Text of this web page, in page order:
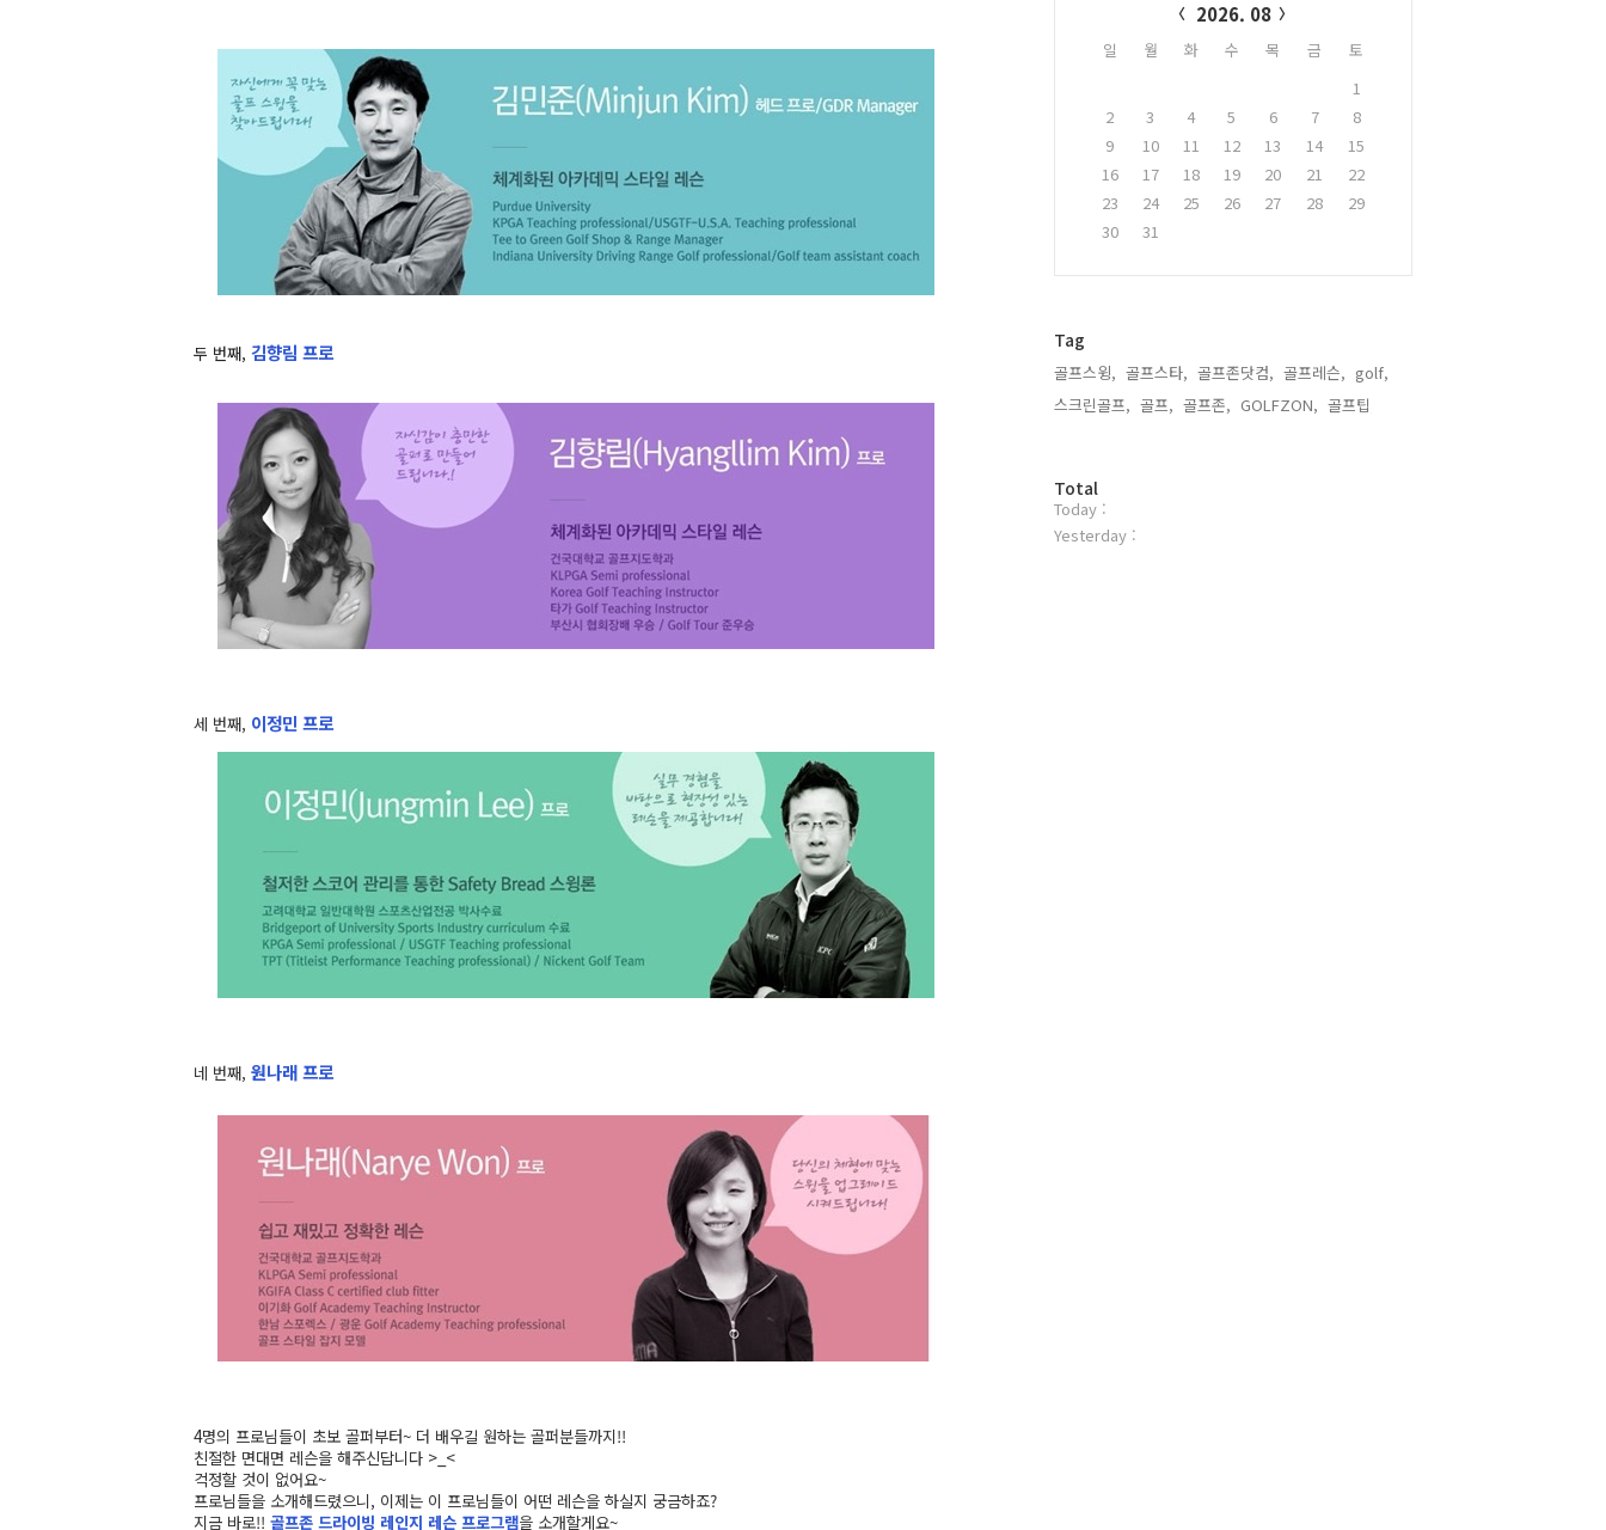
두 번째, 김향림 프로
세 번째, 이정민 프로
네 번째, 원나래 프로
4명의 프로님들이 초보 골퍼부터~ 더 배우길 원하는 골퍼분들까지!!
친절한 면대면 레슨을 해주신답니다 >_<
걱정할 것이 없어요~
프로님들을 소개해드렸으니, 이제는 이 프로님들이 어떤 레슨을 하실지 궁금하죠?
지금 바로!! 골프존 드라이빙 레인지 레슨 프로그램을 소개할게요~
2026. 08
일 월 화 수 목 금
토
1
2
3 4 5 6 7
8
9
10 11 12 13 14
15
16
17 18 19 20 21
22
23
24 25 26 27 28
29
30
31
Tag
골프스윙, 골프스타, 골프존닷컴, 골프레슨, golf,
스크린골프, 골프, 골프존, GOLFZON, 골프팁,
방
문
자
Total
Today :
Yesterday :